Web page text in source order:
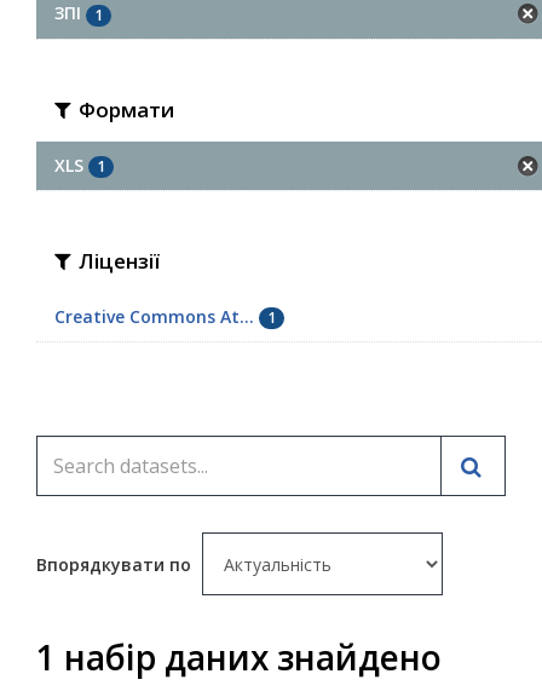
ЗПІ 1
Формати
XLS 1
Ліцензії
Creative Commons At... 1
Впорядкувати по
1 набір даних знайдено